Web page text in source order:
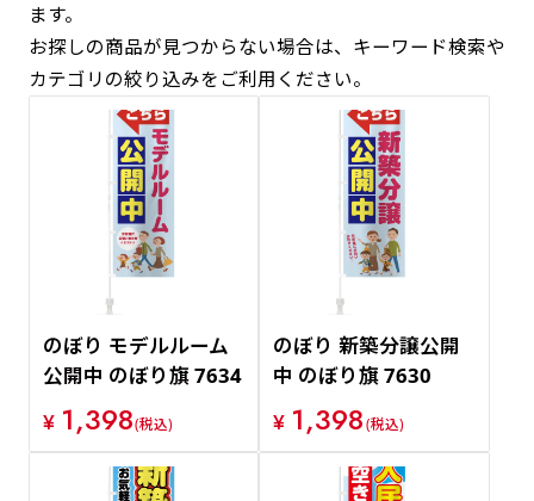
新着順
価格が安い順
価格が高い順
ます。
お探しの商品が見つからない場合は、キーワード検索や
カテゴリの絞り込みをご利用ください。
のぼり モデルルーム
公開中 のぼり旗 7634
¥ 1,398(税込)
のぼり 新築分譲公開
中 のぼり旗 7630
¥ 1,398(税込)